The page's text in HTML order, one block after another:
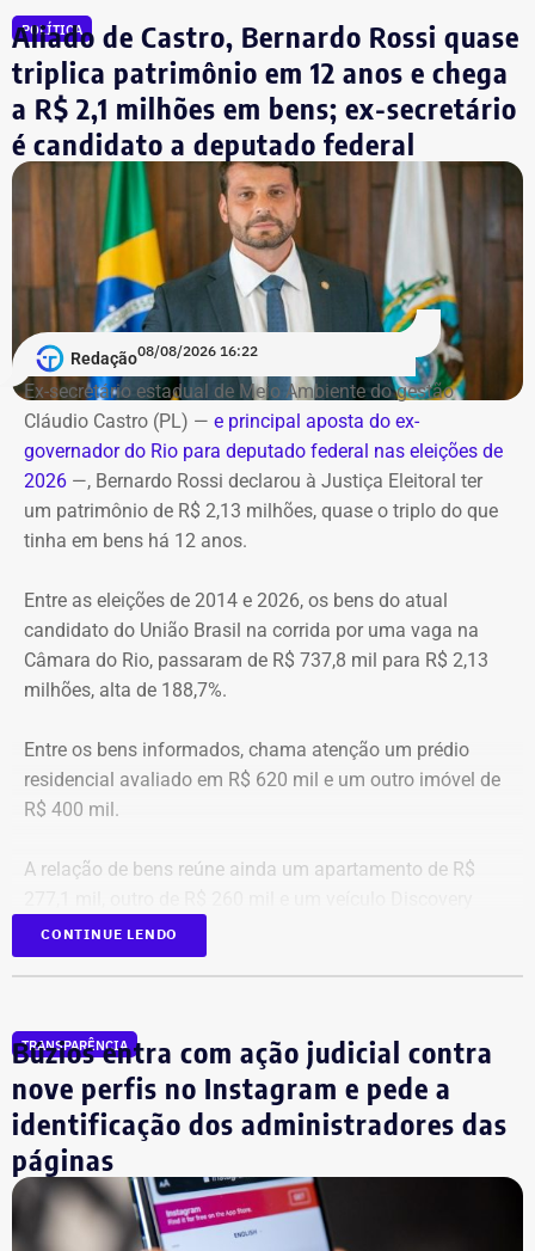
Na sequência, haverá novos confrontos diretos com
temas livres, seguindo o mesmo formato de tempo e
controle por cronômetro.
No terceiro e último bloco serão feitas as considerações
finais.
Serviço
Debate entre candidatos ao governo do estado do Rio de
Janeiro
Data: domingo, 09 de agosto de 2026
Horário: 20h
Transmissão: Canal Band, BandNews FM e YouTube do
TEMPO REAL
Pré-hora: 19h, com cobertura especial pelo YouTube do
TEMPO REAL
Bombeiros encontraram as vítimas
carbonizadas
O helicóptero explodiu ao cair na encosta, e chamas se
alastraram pela mata. De acordo com o Corpo de
Bombeiros, agentes especializados em combate a
incêndios florestais foram mobilizados e conseguiram
controlar o fogo.
A operação mobilizou cerca de 40 militares, 11 viaturas e
4 unidades operacionais.
POLÍTICA
Aliado de Castro, Bernardo Rossi quase
triplica patrimônio em 12 anos e chega
a R$ 2,1 milhões em bens; ex-secretário
é candidato a deputado federal
Redação08/08/2026 16:22
Ex-secretário estadual de Meio Ambiente do gestão
Cláudio Castro (PL) — e principal aposta do ex-
governador do Rio para deputado federal nas eleições de
2026 —, Bernardo Rossi declarou à Justiça Eleitoral ter
um patrimônio de R$ 2,13 milhões, quase o triplo do que
tinha em bens há 12 anos.
Entre as eleições de 2014 e 2026, os bens do atual
candidato do União Brasil na corrida por uma vaga na
Câmara do Rio, passaram de R$ 737,8 mil para R$ 2,13
milhões, alta de 188,7%.
Entre os bens informados, chama atenção um prédio
residencial avaliado em R$ 620 mil e um outro imóvel de
R$ 400 mil.
A relação de bens reúne ainda um apartamento de R$
D300, ano 2023, declarado por R$ 330 mil. Também
aparecem na lista cerca de R$ 177 mil em aplicações e
CONTINUE LENDO
TRANSPARÊNCIA
Búzios entra com ação judicial contra
nove perfis no Instagram e pede a
identificação dos administradores das
páginas